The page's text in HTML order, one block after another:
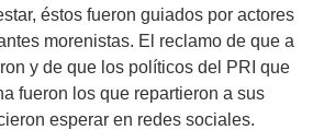
éstos fueron guiados por actores
morenistas. El reclamo de que a
y de que los políticos del PRI que
fueron los que repartieron a sus
esperar en redes sociales.